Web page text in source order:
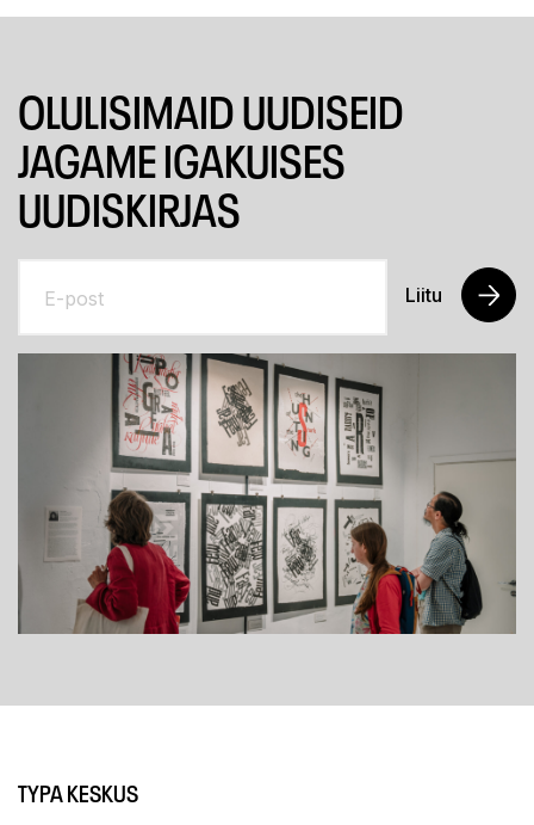
OLULISIMAID UUDISEID
JAGAME IGAKUISES
UUDISKIRJAS
Liitu
TYPA KESKUS